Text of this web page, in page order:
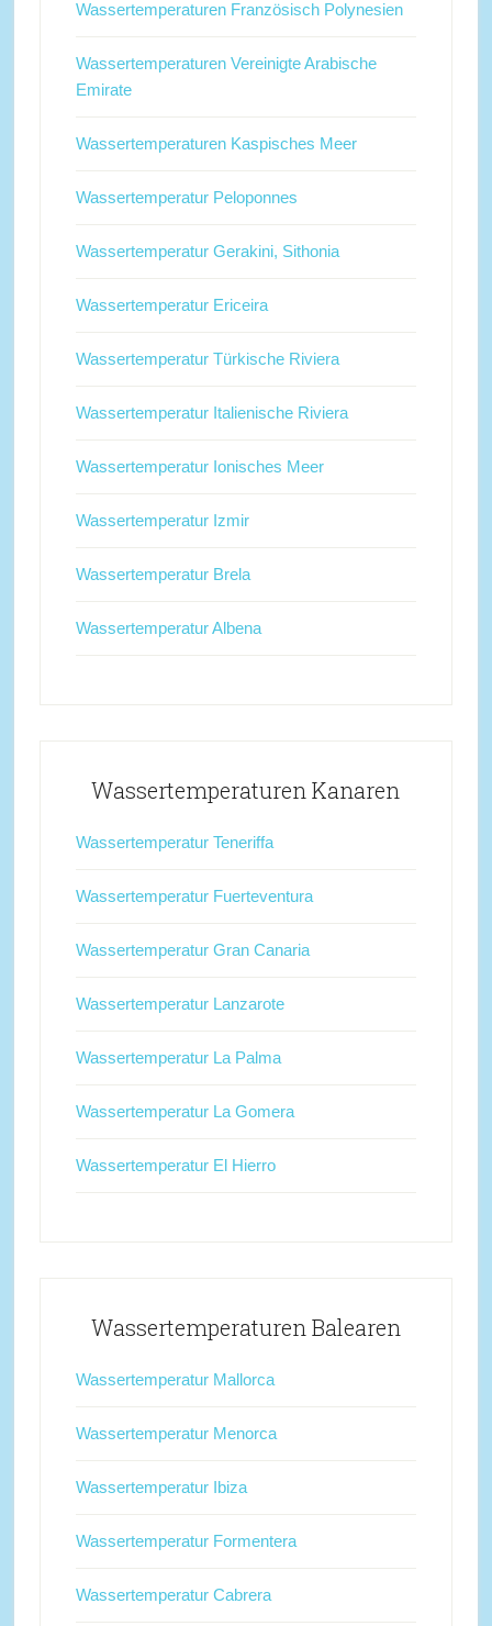
Wassertemperaturen Französisch Polynesien
Wassertemperaturen Vereinigte Arabische
Emirate
Wassertemperaturen Kaspisches Meer
Wassertemperatur Peloponnes
Wassertemperatur Gerakini, Sithonia
Wassertemperatur Ericeira
Wassertemperatur Türkische Riviera
Wassertemperatur Italienische Riviera
Wassertemperatur Ionisches Meer
Wassertemperatur Izmir
Wassertemperatur Brela
Wassertemperatur Albena
Wassertemperaturen Kanaren
Wassertemperatur Teneriffa
Wassertemperatur Fuerteventura
Wassertemperatur Gran Canaria
Wassertemperatur Lanzarote
Wassertemperatur La Palma
Wassertemperatur La Gomera
Wassertemperatur El Hierro
Wassertemperaturen Balearen
Wassertemperatur Mallorca
Wassertemperatur Menorca
Wassertemperatur Ibiza
Wassertemperatur Formentera
Wassertemperatur Cabrera